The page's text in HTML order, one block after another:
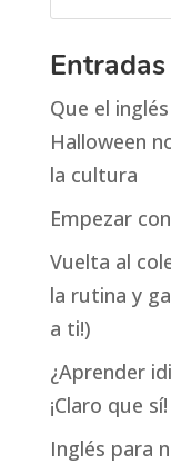
Que el
Halloween
la cultura
Empezar
Vuelta al
la rutina y
a ti!)
¿Aprender
¡Claro que sí!
Inglés para